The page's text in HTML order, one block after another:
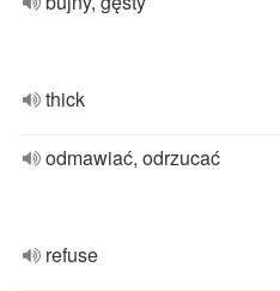
thick
odmawiać, odrzucać
refuse